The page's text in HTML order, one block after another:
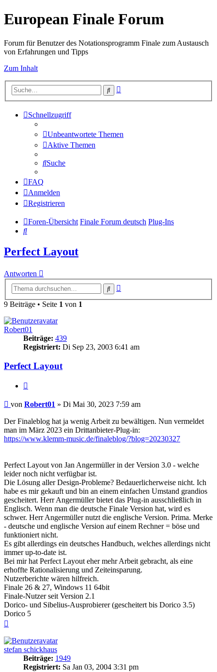
European Finale Forum
Forum für Benutzer des Notationsprogramm Finale zum Austausch
von Erfahrungen und Tipps
Zum Inhalt
Suche
Schnellzugriff
Unbeantwortete Themen
Aktive Themen
Suche
FAQ
Anmelden
Registrieren
Foren-Übersicht Finale Forum deutsch Plug-Ins
Suche
Perfect Layout
Antworten
Suche
9 Beiträge • Seite 1 von 1
Robert01
Beiträge: 439
Registriert: Di Sep 23, 2003 6:41 am
Perfect Layout
Beitrag
von Robert01 » Di Mai 30, 2023 7:59 am
Der Finaleblog hat ja wenig Arbeit zu bewältigen. Nun vermeldet
man im März 2023 ein Drittanbieter-Plug-in:
https://www.klemm-music.de/finaleblog/?blog=20230327
Perfect Layout von Jan Angermüller in der Version 3.0 - welche
leider noch nicht verfügbar ist.
Die Lösung aller Design-Probleme? Bedauerlicherweise nicht. Ich
habe es mir gekauft und bin an einem einfachen Umstand grandios
gescheitert. Herr Angermüller bietet das Plug-in ausschließlich in
Englisch. Wenn man die deutsche Finale Version hat, wird es
schwer. Herr Angermüller nutzt die englische Version. Prima. Merke
- deutsche und englische Version auf einem Rechner = böse und
funktioniert nicht.
Es gibt allerdings ein deutsches Handbuch, welches allerdings nicht
immer up-to-date ist.
Bei mir hat Perfect Layout eher mehr Arbeit gebracht, als eine
erhoffte Rationalisierung und Zeiteinsparung.
Nutzerberichte wären hilfreich.
Finale 26 & 27, Windows 11 64bit
Finale-Nutzer seit Version 2.1
Dorico- und Sibelius-Ausprobierer (gescheitert bis Dorico 3.5)
Dorico 5
stefan schickhaus
Beiträge: 1949
Registriert: Sa Jan 03, 2004 3:31 pm